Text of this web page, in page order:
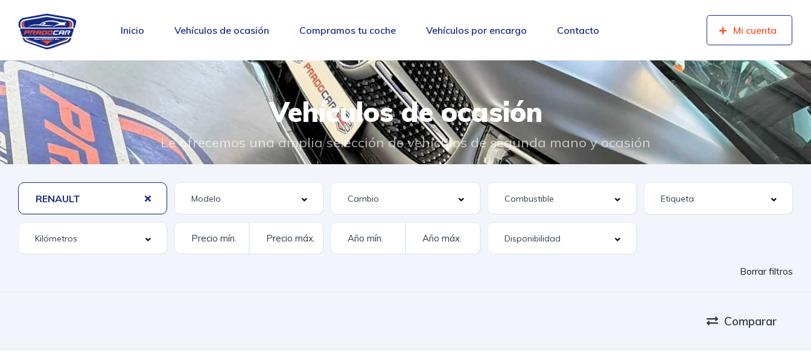
Inicio Vehículos de ocasión Compramos tu coche Vehículos por encargo Contacto Mi cuenta
Vehículos de ocasión
Le ofrecemos una amplia selección de vehículos de segunda mano y ocasión
RENAULT
Borrar filtros
Comparar